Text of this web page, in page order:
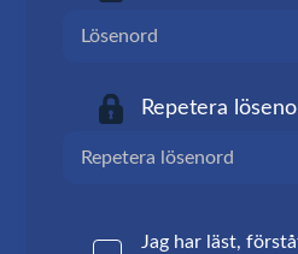
Repetera
Jag har läst,